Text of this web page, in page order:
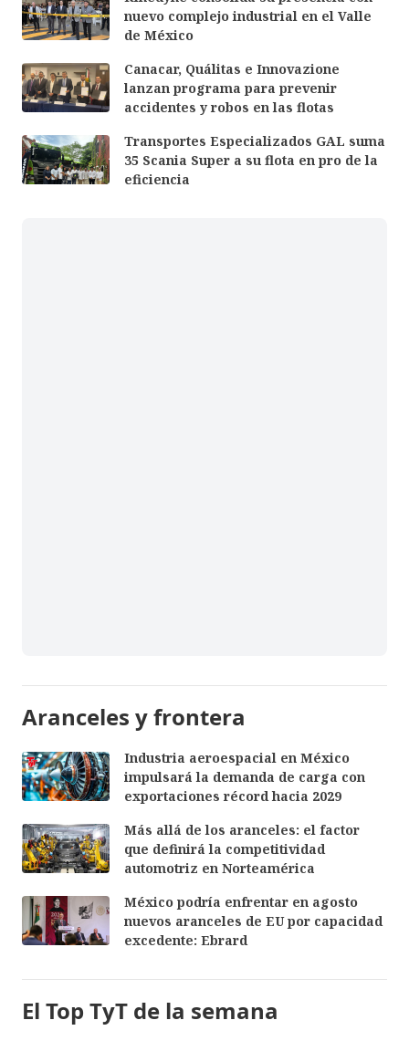
nuevo complejo industrial en el Valle
de México
Canacar, Quálitas e Innovazione
lanzan programa para prevenir
accidentes y robos en las flotas
Transportes Especializados GAL suma
35 Scania Super a su flota en pro de la
eficiencia
Aranceles y frontera
Industria aeroespacial en México
impulsará la demanda de carga con
exportaciones récord hacia 2029
Más allá de los aranceles: el factor
que definirá la competitividad
automotriz en Norteamérica
México podría enfrentar en agosto
nuevos aranceles de EU por capacidad
excedente: Ebrard
El Top TyT de la semana